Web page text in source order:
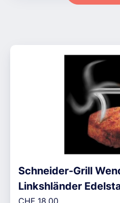
Schneider-Grill
Linkshländer
Regulärer Preis: